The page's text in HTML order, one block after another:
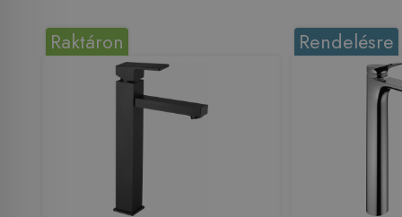
Raktáron Rendelésre